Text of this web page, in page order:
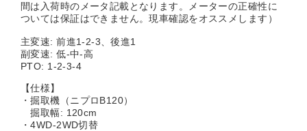
間は入荷時のメータ記載となります。メーターの正確性に
ついては保証はできません。現車確認をオススメします）
主変速: 前進1-2-3、後進1
副変速: 低-中-高
PTO: 1-2-3-4
【仕様】
・掘取機（ニプロB120）
掘取幅: 120cm
・4WD-2WD切替